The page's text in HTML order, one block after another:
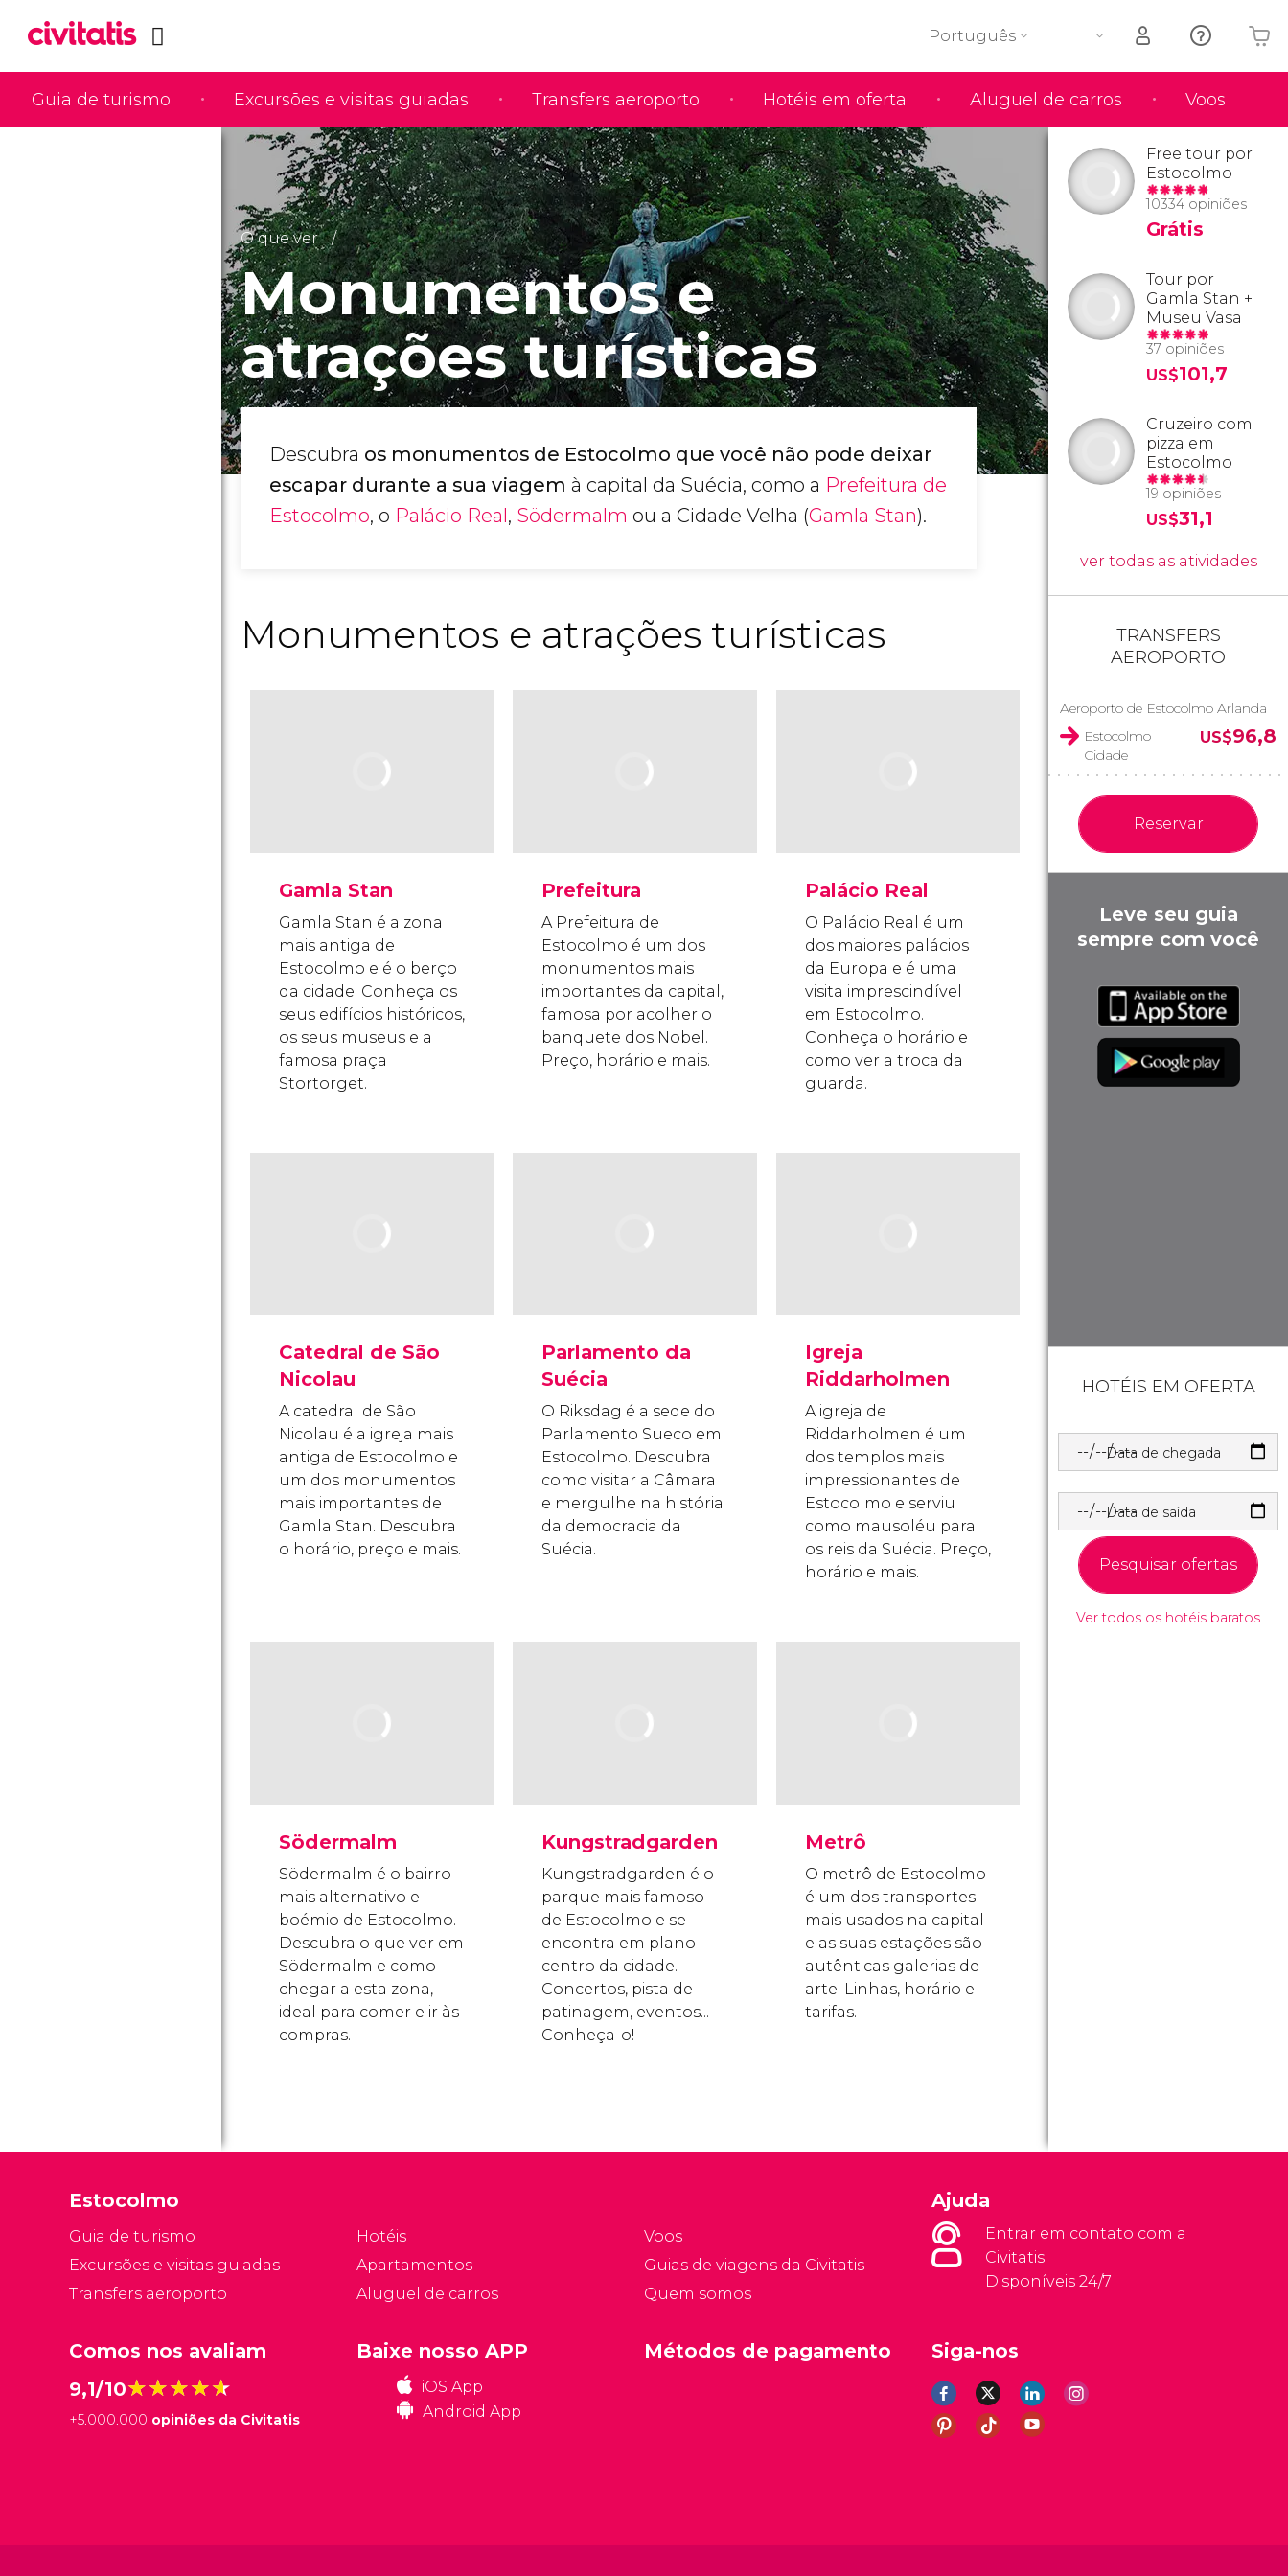
Guia de turismo Excursões e visitas guiadas Transfers aeroporto Hotéis em oferta Aluguel de carros Voos
Português
O seu carrinho está vazio
O que ver
Monumentos e
atrações turísticas
Descubra os monumentos de Estocolmo que você não pode deixar
escapar durante a sua viagem à capital da Suécia, como a Prefeitura de
Estocolmo, o Palácio Real, Södermalm ou a Cidade Velha (Gamla Stan).
Monumentos e atrações turísticas
Gamla Stan
Gamla Stan é a zona
mais antiga de
Estocolmo e é o berço
da cidade. Conheça os
seus edifícios históricos,
os seus museus e a
famosa praça
Stortorget.
Prefeitura
A Prefeitura de
Estocolmo é um dos
monumentos mais
importantes da capital,
famosa por acolher o
banquete dos Nobel.
Preço, horário e mais.
Palácio Real
O Palácio Real é um
dos maiores palácios
da Europa e é uma
visita imprescindível
em Estocolmo.
Conheça o horário e
como ver a troca da
guarda.
Catedral de São
Nicolau
A catedral de São
Nicolau é a igreja mais
antiga de Estocolmo e
um dos monumentos
mais importantes de
Gamla Stan. Descubra
o horário, preço e mais.
Parlamento da
Suécia
O Riksdag é a sede do
Parlamento Sueco em
Estocolmo. Descubra
como visitar a Câmara
e mergulhe na história
da democracia da
Suécia.
Igreja
Riddarholmen
A igreja de
Riddarholmen é um
dos templos mais
impressionantes de
Estocolmo e serviu
como mausoléu para
os reis da Suécia. Preço,
horário e mais.
Södermalm
Södermalm é o bairro
mais alternativo e
boémio de Estocolmo.
Descubra o que ver em
Södermalm e como
chegar a esta zona,
ideal para comer e ir às
compras.
Kungstradgarden
Kungstradgarden é o
parque mais famoso
de Estocolmo e se
encontra em plano
centro da cidade.
Concertos, pista de
patinagem, eventos...
Conheça-o!
Metrô
O metrô de Estocolmo
é um dos transportes
mais usados na capital
e as suas estações são
autênticas galerias de
arte. Linhas, horário e
tarifas.
Free tour por
Estocolmo
10334 opiniões
Grátis
Tour por
Gamla Stan +
Museu Vasa
37 opiniões
US$101,7
Cruzeiro com
pizza em
Estocolmo
19 opiniões
US$31,1
ver todas as atividades
TRANSFERS
AEROPORTO
Aeroporto de Estocolmo Arlanda
Estocolmo
Cidade
US$96,8
Reservar
Leve seu guia
sempre com você
HOTÉIS EM OFERTA
Data de chegada
Data de saída
Pesquisar ofertas
Ver todos os hotéis baratos
Estocolmo
Guia de turismo
Excursões e visitas guiadas
Transfers aeroporto
Hotéis
Apartamentos
Aluguel de carros
Voos
Guias de viagens da Civitatis
Quem somos
Ajuda
Entrar em contato com a
Civitatis
Disponíveis 24/7
Comos nos avaliam
9,1/10★★★★★
★★★★★
+5.000.000 opiniões da Civitatis
Siga-nos
Baixe nosso APP
iOS App
Android App
Métodos de pagamento